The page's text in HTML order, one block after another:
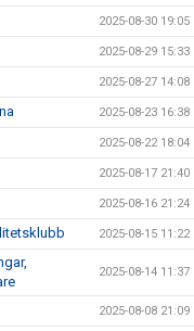
2025-08-30 19:05
2025-08-29 15:33
2025-08-27 14:08
2025-08-23 16:38
2025-08-22 18:04
2025-08-17 21:40
2025-08-16 21:24
2025-08-15 11:22
2025-08-14 11:37
2025-08-08 21:09